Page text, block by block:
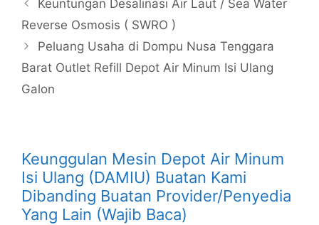
Keuntungan Desalinasi Air Laut / Sea Water
Reverse Osmosis ( SWRO )
Peluang Usaha di Dompu Nusa Tenggara
Barat Outlet Refill Depot Air Minum Isi Ulang
Galon
Keunggulan Mesin Depot Air Minum
Isi Ulang (DAMIU) Buatan Kami
Dibanding Buatan Provider/Penyedia
Yang Lain (Wajib Baca)